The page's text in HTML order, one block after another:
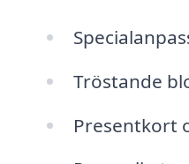
Tröstande
Presentkort